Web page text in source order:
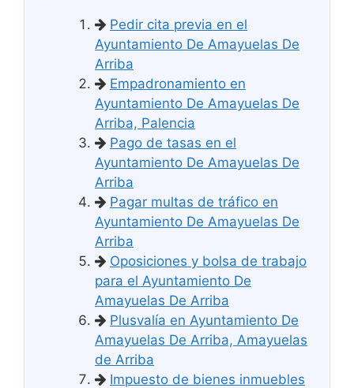
Pedir cita previa en el
Ayuntamiento De Amayuelas De
Arriba
Empadronamiento en
Ayuntamiento De Amayuelas De
Arriba, Palencia
Pago de tasas en el
Ayuntamiento De Amayuelas De
Arriba
Pagar multas de tráfico en
Ayuntamiento De Amayuelas De
Arriba
Oposiciones y bolsa de trabajo
para el Ayuntamiento De
Amayuelas De Arriba
Plusvalía en Ayuntamiento De
Amayuelas De Arriba, Amayuelas
de Arriba
Impuesto de bienes inmuebles